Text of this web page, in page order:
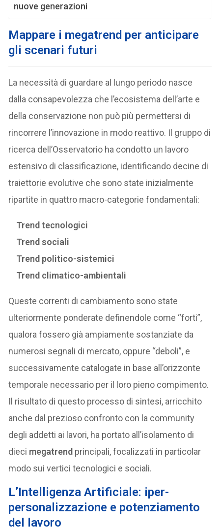
nuove generazioni
Mappare i megatrend per anticipare
gli scenari futuri
La necessità di guardare al lungo periodo nasce
dalla consapevolezza che l’ecosistema dell’arte e
della conservazione non può più permettersi di
rincorrere l’innovazione in modo reattivo. Il gruppo di
ricerca dell’Osservatorio ha condotto un lavoro
estensivo di classificazione, identificando decine di
traiettorie evolutive che sono state inizialmente
ripartite in quattro macro-categorie fondamentali:
Trend tecnologici
Trend sociali
Trend politico-sistemici
Trend climatico-ambientali
Queste correnti di cambiamento sono state
ulteriormente ponderate definendole come “forti”,
qualora fossero già ampiamente sostanziate da
numerosi segnali di mercato, oppure “deboli”, e
successivamente catalogate in base all’orizzonte
temporale necessario per il loro pieno compimento.
Il risultato di questo processo di sintesi, arricchito
anche dal prezioso confronto con la community
degli addetti ai lavori, ha portato all’isolamento di
dieci megatrend principali, focalizzati in particolar
modo sui vertici tecnologici e sociali.
L’Intelligenza Artificiale: iper-
personalizzazione e potenziamento
del lavoro